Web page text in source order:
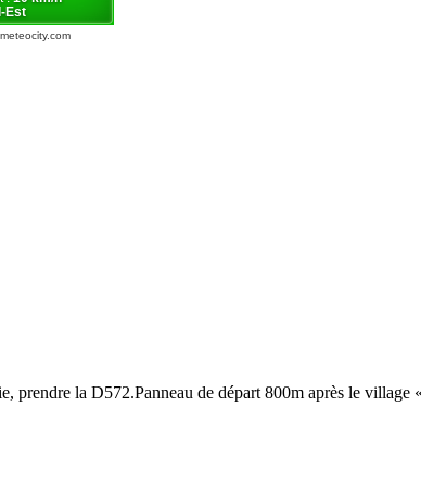
la D572.Panneau de départ 800m après le village